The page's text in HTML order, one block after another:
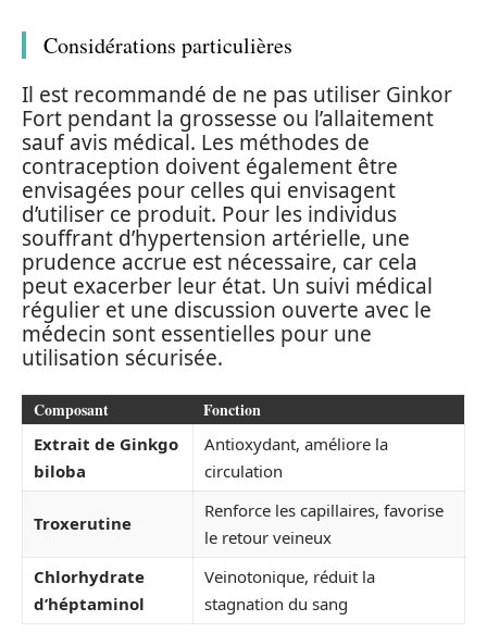
Considérations particulières
Il est recommandé de ne pas utiliser Ginkor
Fort pendant la grossesse ou l’allaitement
sauf avis médical. Les méthodes de
contraception doivent également être
envisagées pour celles qui envisagent
d’utiliser ce produit. Pour les individus
souffrant d’hypertension artérielle, une
prudence accrue est nécessaire, car cela
peut exacerber leur état. Un suivi médical
régulier et une discussion ouverte avec le
médecin sont essentielles pour une
utilisation sécurisée.
Composant Fonction
Extrait de Ginkgo
biloba
Antioxydant, améliore la
circulation
Troxerutine
Renforce les capillaires, favorise
le retour veineux
Chlorhydrate
d’héptaminol
Veinotonique, réduit la
stagnation du sang